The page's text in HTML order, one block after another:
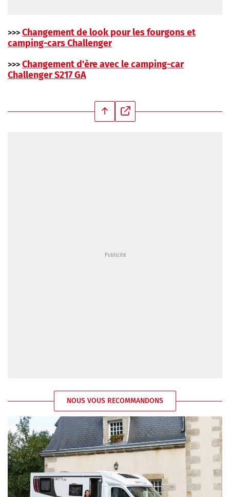
>>> Changement de look pour les fourgons et
camping-cars Challenger
>>> Changement d'ère avec le camping-car
Challenger S217 GA
NOUS VOUS RECOMMANDONS